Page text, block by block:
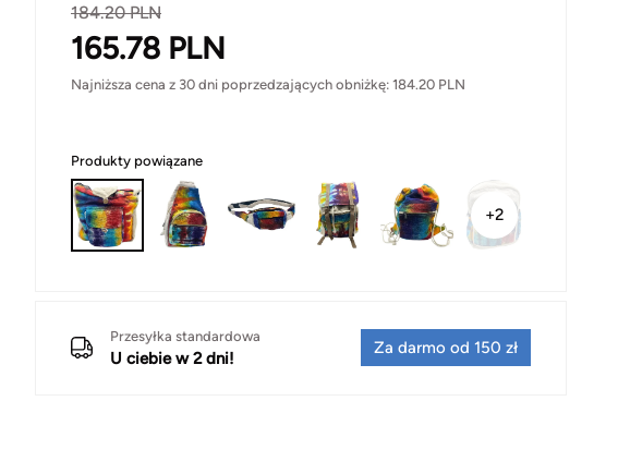
184.20PLN
165.78 PLN
Najniższa cena z 30 dni poprzedzających obniżkę: 184.20 PLN
Produkty powiązane
+2
Przesyłka standardowa
U ciebie w 2 dni!
Za darmo od 150 zł